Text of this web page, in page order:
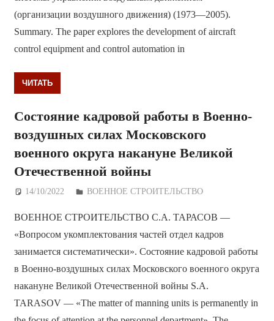
(организации воздушного движения) (1973—2005).
Summary. The paper explores the development of aircraft
control equipment and control automation in
ЧИТАТЬ
Состояние кадровой работы в Военно-
воздушных силах Московского
военного округа накануне Великой
Отечественной войны
14/10/2022 Дежурный по Редакции
ВОЕННОЕ СТРОИТЕЛЬСТВО
ВОЕННОЕ СТРОИТЕЛЬСТВО С.А. ТАРАСОВ —
«Вопросом укомплектования частей отдел кадров
занимается систематически». Состояние кадровой работы
в Военно-воздушных силах Московского военного округа
накануне Великой Отечественной войны S.A.
TARASOV — «The matter of manning units is permanently in